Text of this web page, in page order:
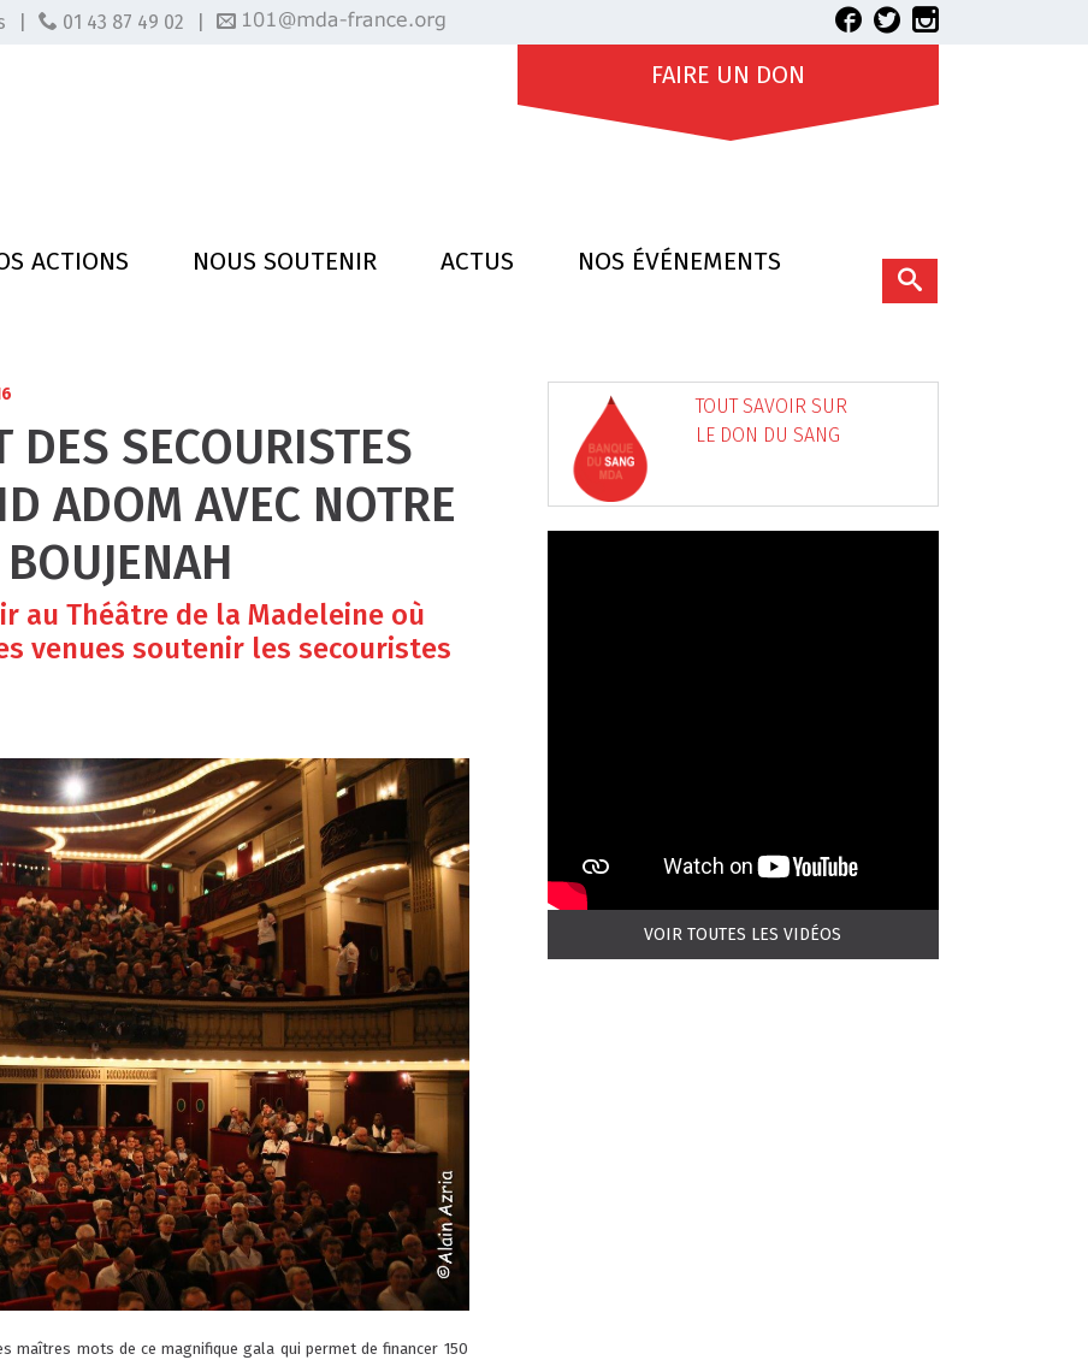
01 43 87 49 02
FAIRE UN DON
ACTIONS NOUS SOUTENIR ACTUS
NOS ÉVÉNEMENTS
DES SECOURISTES
ADOM AVEC NOTRE
au Théâtre de la Madeleine où
venues soutenir les secouristes
maîtres mots de ce magnifique gala qui permet de financer 150
TOUT SAVOIR SUR
LE DON DU SANG
VOIR TOUTES LES VIDÉOS